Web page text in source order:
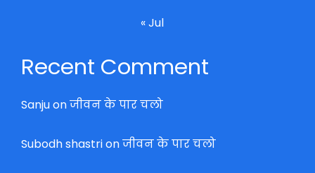
« Jul
Recent Comment
Sanjuonजीवन के पार चलो
Subodh shastrionजीवन के पार चलो